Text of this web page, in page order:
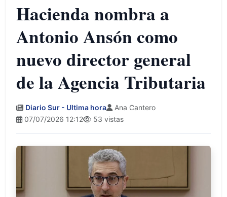
Hacienda nombra a
Antonio Ansón como
nuevo director general
de la Agencia Tributaria
Diario Sur - Ultima hora
Ana Cantero
07/07/2026 12:12
53 vistas